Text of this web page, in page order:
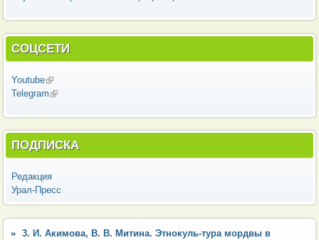
СОЦСЕТИ
Youtube(внешняя ссылка)
Telegram (внешняя ссылка)
ПОДПИСКА
Редакция
Урал-Пресс
3. И. Акимова, В. В. Митина. Этнокуль-тура мордвы в